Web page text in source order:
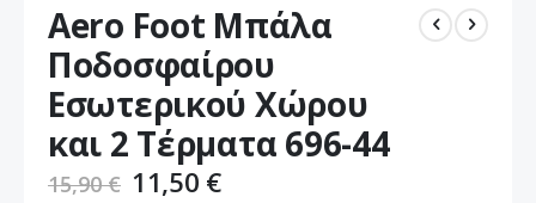
στην
αρχή
συλλογής
εικόνων
Aero Foot Μπάλα
Ποδοσφαίρου
Εσωτερικού Χώρου
και 2 Τέρματα 696-44
15,90 € 11,50 €